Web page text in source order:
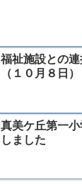
福祉施設との
（１０月８日）
真美ケ丘第一
しました